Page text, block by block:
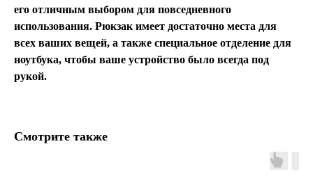
его отличным выбором для повседневного
использования. Рюкзак имеет достаточно места для
всех ваших вещей, а также специальное отделение для
ноутбука, чтобы ваше устройство было всегда под
рукой.
Смотрите также